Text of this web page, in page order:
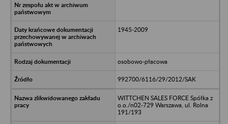
1945-2009
osobowo-płacowa
992700/6116/29/2012/SAK
WITTCHEN SALES FORCE Spółka z
o.o./n02-729 Warszawa, ul. Rolna
191/193